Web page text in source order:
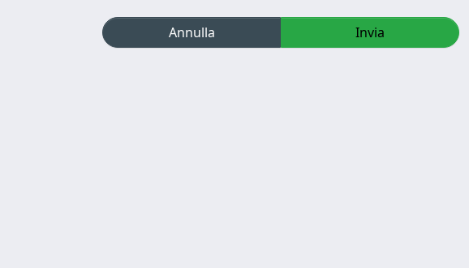
Annulla Invia